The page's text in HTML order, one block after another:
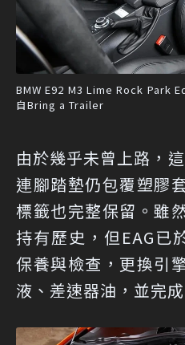
BMW E92 M3 Lime Rock Park
自Bring a Trailer
由於幾乎未曾上路，
連腳踏墊仍包覆塑膠
標籤也完整保留。雖
持有歷史，但EAG已
保養與檢查，更換引
液、差速器油，並完